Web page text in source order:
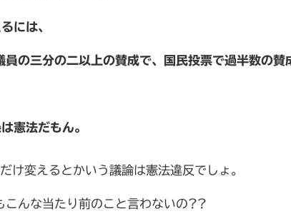
には、
員の三分の二以上の賛成で、国民投票で過半数の賛
憲法だもん。
け変えるとかいう議論は憲法違反でしょ。
こんな当たり前のこと言わないの??